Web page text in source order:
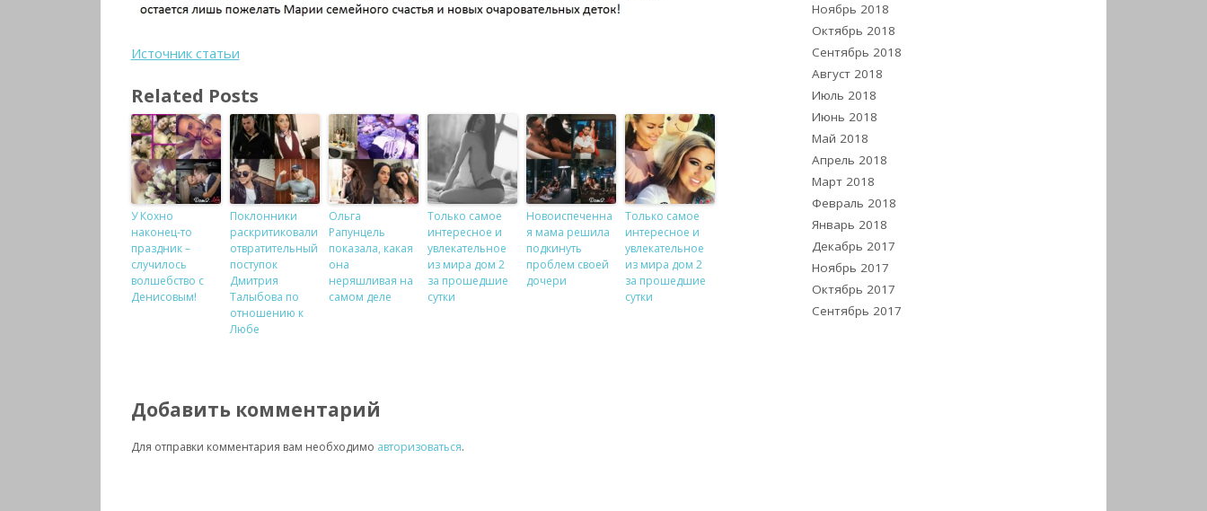
Источник статьи
Related Posts
У Кохно
наконец-то
праздник –
случилось
волшебство с
Денисовым!
Поклонники
раскритиковали
отвратительный
поступок
Дмитрия
Талыбова по
отношению к
Любе
Ольга
Рапунцель
показала, какая
она
неряшливая на
самом деле
Только самое
интересное и
увлекательное
из мира дом 2
за прошедшие
сутки
Новоиспеченна
я мама решила
подкинуть
проблем своей
дочери
Только самое
интересное и
увлекательное
из мира дом 2
за прошедшие
сутки
Добавить комментарий
Для отправки комментария вам необходимо авторизоваться.
Ноябрь 2018
Октябрь 2018
Сентябрь 2018
Август 2018
Июль 2018
Июнь 2018
Май 2018
Апрель 2018
Март 2018
Февраль 2018
Январь 2018
Декабрь 2017
Ноябрь 2017
Октябрь 2017
Сентябрь 2017